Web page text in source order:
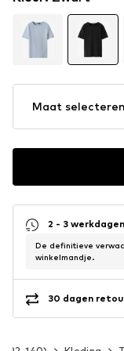
Maat selecteren
2 - 3 werkdagen
De definitieve
winkelmandje.
30 dagen